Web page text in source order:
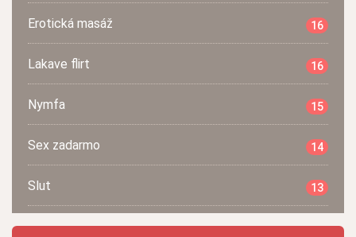
Erotická masáž 16
Lakave flirt 16
Nymfa 15
Sex zadarmo 14
Slut 13